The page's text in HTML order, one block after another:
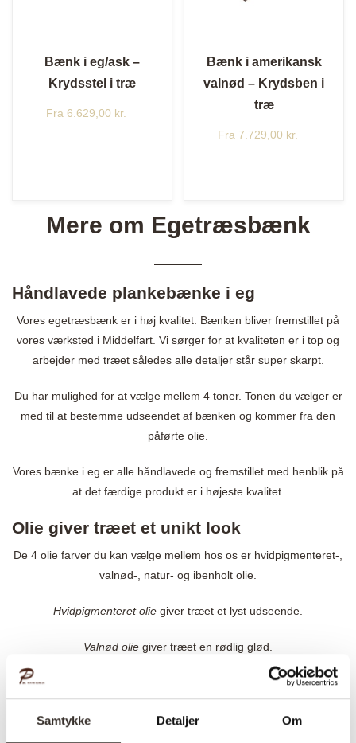
Samtykke Detaljer Om
Bænk i eg/ask –
Krydsstel i træ
Fra 6.629,00 kr.
Bænk i amerikansk
valnød – Krydsben i
træ
Fra 7.729,00 kr.
Mere om Egetræsbænk
Håndlavede plankebænke i eg
Vores egetræsbænk er i høj kvalitet. Bænken bliver fremstillet på
vores værksted i Middelfart. Vi sørger for at kvaliteten er i top og
arbejder med træet således alle detaljer står super skarpt.
Du har mulighed for at vælge mellem 4 toner. Tonen du vælger er
med til at bestemme udseendet af bænken og kommer fra den
påførte olie.
Vores bænke i eg er alle håndlavede og fremstillet med henblik på
at det færdige produkt er i højeste kvalitet.
Olie giver træet et unikt look
De 4 olie farver du kan vælge mellem hos os er hvidpigmenteret-,
valnød-, natur- og ibenholt olie.
Hvidpigmenteret olie giver træet et lyst udseende.
Valnød olie giver træet en rødlig glød.
Natur olie giver træet naturligt look og fremhæver årer.
Ibenholt oli e giver træet et sort/brunligt skær.